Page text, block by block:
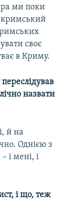
ми поки
своє
в Криму.
назвати
й на
Однією з
і мені, і
і що, теж